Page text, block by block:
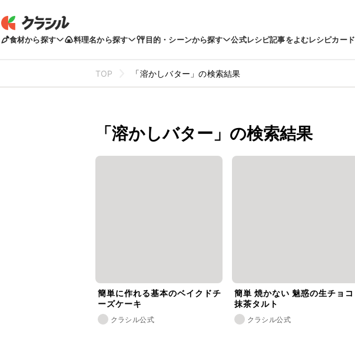
食材から探す 料理名から探す 目的・シーンから探す 公式レシピ記事をよむレシピカード
TOP 「溶かしバター」の検索結果
「溶かしバター」の検索結果
簡単に作れる基本のベイクドチ
ーズケーキ
クラシル公式
簡単 焼かない 魅惑の生チョコ
抹茶タルト
クラシル公式